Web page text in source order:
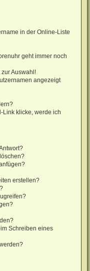
in der Online-Liste
geht immer noch
Auswahl!
angezeigt
Link klicke, werde ich
erstellen?
Schreiben eines